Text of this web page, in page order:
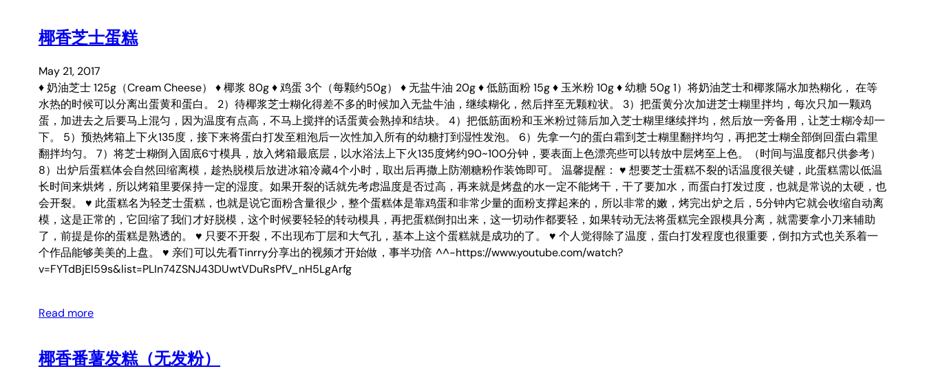
椰香芝士蛋糕
May 21, 2017
♦ 奶油芝士 125g（Cream Cheese） ♦ 椰浆 80g ♦ 鸡蛋 3个（每颗约50g） ♦ 无盐牛油 20g ♦ 低筋面粉 15g ♦ 玉米粉 10g ♦ 幼糖 50g 1）将奶油芝士和椰浆隔水加热糊化， 在等
水热的时候可以分离出蛋黄和蛋白。 2）待椰浆芝士糊化得差不多的时候加入无盐牛油，继续糊化，然后拌至无颗粒状。 3）把蛋黄分次加进芝士糊里拌均，每次只加一颗鸡
蛋，加进去之后要马上混匀，因为温度有点高，不马上搅拌的话蛋黄会熟掉和结块。 4）把低筋面粉和玉米粉过筛后加入芝士糊里继续拌均，然后放一旁备用，让芝士糊冷却一
下。 5）预热烤箱上下火135度，接下来将蛋白打发至粗泡后一次性加入所有的幼糖打到湿性发泡。 6）先拿一勺的蛋白霜到芝士糊里翻拌均匀，再把芝士糊全部倒回蛋白霜里
翻拌均匀。 7）将芝士糊倒入固底6寸模具，放入烤箱最底层，以水浴法上下火135度烤约90~100分钟，要表面上色漂亮些可以转放中层烤至上色。（时间与温度都只供参考）
8）出炉后蛋糕体会自然回缩离模，趁热脱模后放进冰箱冷藏4个小时，取出后再撒上防潮糖粉作装饰即可。 温馨提醒： ♥ 想要芝士蛋糕不裂的话温度很关键，此蛋糕需以低温
长时间来烘烤，所以烤箱里要保持一定的湿度。如果开裂的话就先考虑温度是否过高，再来就是烤盘的水一定不能烤干，干了要加水，而蛋白打发过度，也就是常说的太硬，也
会开裂。 ♥ 此蛋糕名为轻芝士蛋糕，也就是说它面粉含量很少，整个蛋糕体是靠鸡蛋和非常少量的面粉支撑起来的，所以非常的嫩，烤完出炉之后，5分钟内它就会收缩自动离
模，这是正常的，它回缩了我们才好脱模，这个时候要轻轻的转动模具，再把蛋糕倒扣出来，这一切动作都要轻，如果转动无法将蛋糕完全跟模具分离，就需要拿小刀来辅助
了，前提是你的蛋糕是熟透的。 ♥ 只要不开裂，不出现布丁层和大气孔，基本上这个蛋糕就是成功的了。 ♥ 个人觉得除了温度，蛋白打发程度也很重要，倒扣方式也关系着一
个作品能够美美的上盘。 ♥ 亲们可以先看Tinrry分享出的视频才开始做，事半功倍 ^^-https://www.youtube.com/watch?
v=FYTdBjEI59s&list=PLIn74ZSNJ43DUwtVDuRsPfV_nH5LgArfg
Read more
椰香番薯发糕（无发粉）